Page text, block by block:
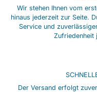
Wir stehen Ihnen vom
hinaus jederzeit zur Seite.
Service und
Zufriedenheit
Der Versand erfolgt